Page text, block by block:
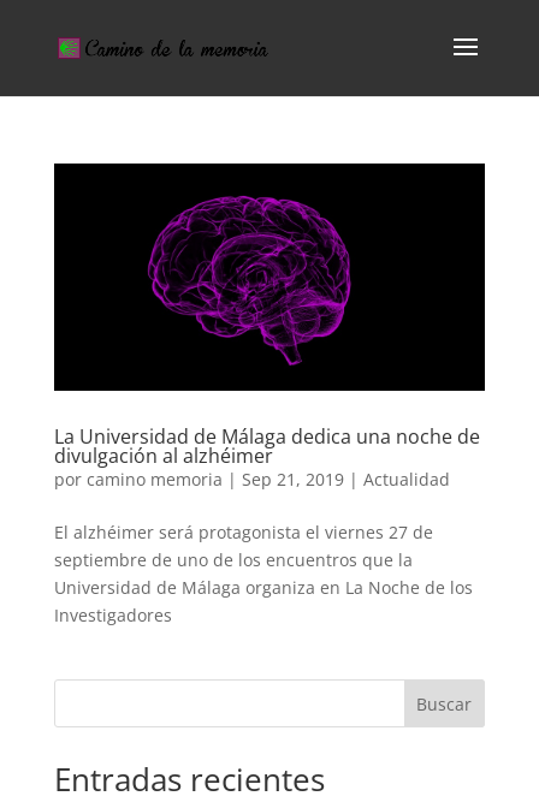
La Universidad de Málaga dedica una noche de
divulgación al alzhéimer
por camino memoria | Sep 21, 2019| Actualidad
El alzhéimer será protagonista el viernes 27 de
septiembre de uno de los encuentros que la
Universidad de Málaga organiza en La Noche de los
Investigadores
Entradas recientes